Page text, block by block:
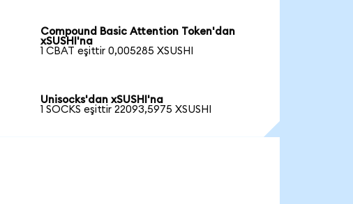
Compound Basic Attention Token'dan
xSUSHI'na
1 CBAT eşittir 0,005285 XSUSHI
Unisocks'dan xSUSHI'na
1 SOCKS eşittir 22093,5975 XSUSHI